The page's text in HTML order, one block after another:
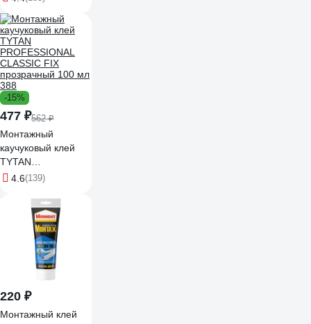
-15%
477 ₽562 ₽
Монтажный
каучуковый клей
TYTAN
PROFESSIONAL
прозрачный 100 мл
4.6(139)
220 ₽
Монтажный клей